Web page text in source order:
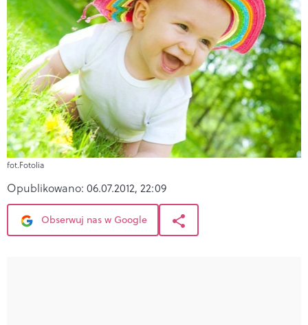
fot.Fotolia
Opublikowano: 06.07.2012, 22:09
Obserwuj nas w Google